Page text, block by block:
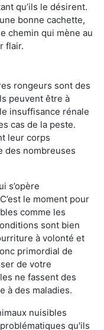
qu’ils le désirent.
bonne cachette,
chemin qui mène au
flair.
rongeurs sont des
peuvent être à
insuffisance rénale
cas de la peste.
leur corps
des nombreuses
s’opère
le moment pour
comme les
sont bien
à volonté et
primordial de
de votre
ne fassent des
à des maladies.
nuisibles
qu'ils